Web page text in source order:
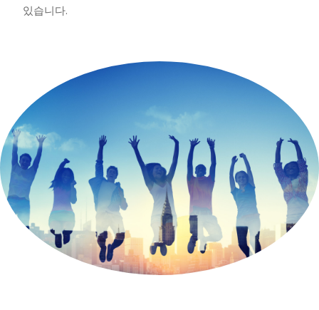
산업·금융
문화
대중문화
교육
교육일반
교육부
교육청
학교
있습니다.